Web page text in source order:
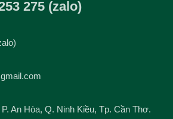
275 (zalo)
An Hòa, Q. Ninh Kiều, Tp. Cần Thơ.